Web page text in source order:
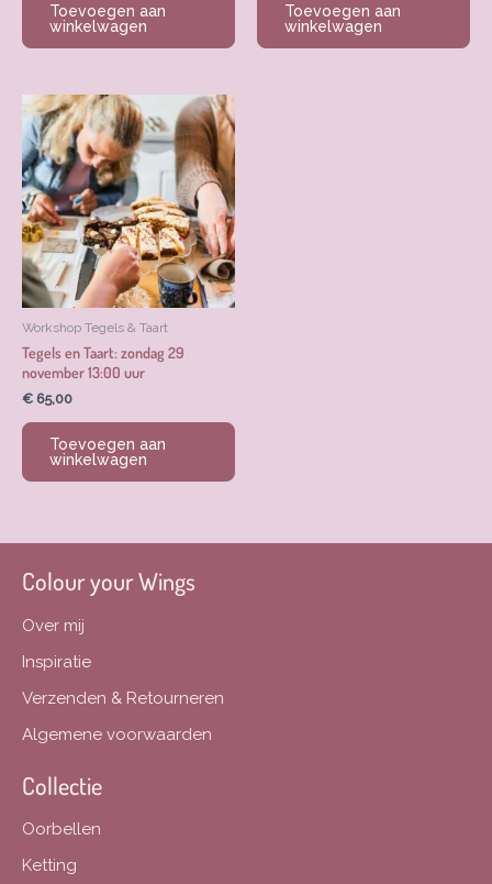
Toevoegen aan
winkelwagen
Toevoegen aan
winkelwagen
Workshop Tegels & Taart
Tegels en Taart: zondag 29
november 13:00 uur
€ 65,00
Toevoegen aan
winkelwagen
Colour your Wings
Over mij
Inspiratie
Verzenden & Retourneren
Algemene voorwaarden
Collectie
Oorbellen
Ketting